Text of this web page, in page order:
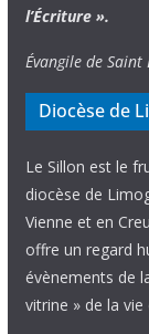
l’Écriture ».
Évangile de Saint
Diocèse de
Le Sillon est le
diocèse de
Vienne et en
offre un regard
évènements de
vitrine » de la vie